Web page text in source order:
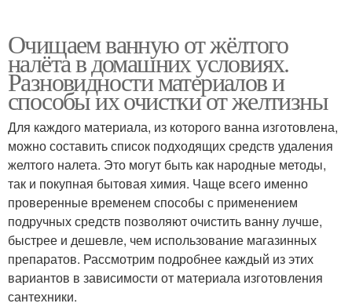
Очищаем ванную от жёлтого
налёта в домашних условиях.
Разновидности материалов и
способы их очистки от желтизны
Для каждого материала, из которого ванна изготовлена,
можно составить список подходящих средств удаления
желтого налета. Это могут быть как народные методы,
так и покупная бытовая химия. Чаще всего именно
проверенные временем способы с применением
подручных средств позволяют очистить ванну лучше,
быстрее и дешевле, чем использование магазинных
препаратов. Рассмотрим подробнее каждый из этих
вариантов в зависимости от материала изготовления
сантехники.